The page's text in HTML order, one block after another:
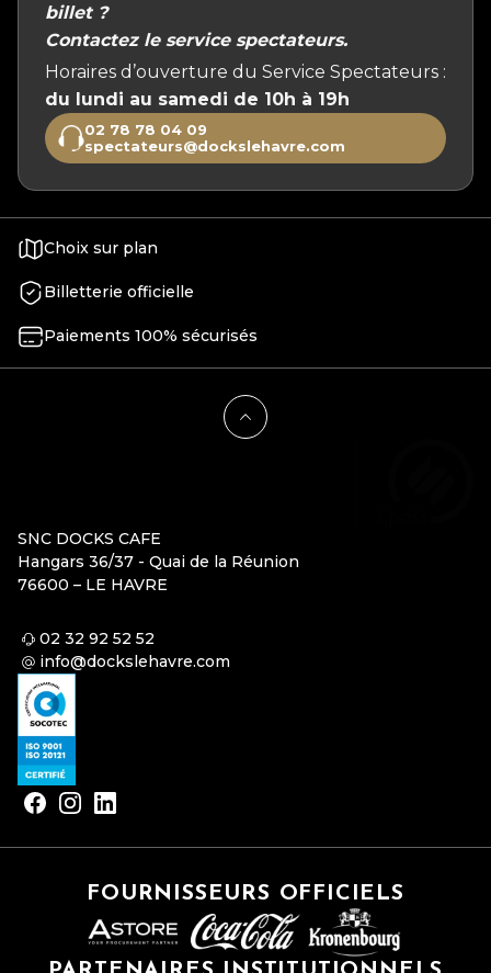
billet ?
Contactez le service spectateurs.
Horaires d’ouverture du Service Spectateurs :
du lundi au samedi de 10h à 19h
02 78 78 04 09
spectateurs@dockslehavre.com
Choix sur plan
Billetterie officielle
Paiements 100% sécurisés
SNC DOCKS CAFE
Hangars 36/37 - Quai de la Réunion
76600 – LE HAVRE
02 32 92 52 52
info@dockslehavre.com
FOURNISSEURS OFFICIELS